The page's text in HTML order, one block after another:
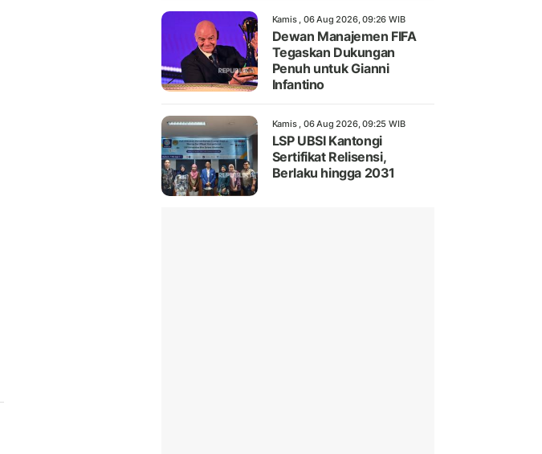
Kamis , 06 Aug 2026, 09:26 WIB
Dewan Manajemen FIFA
Tegaskan Dukungan
Penuh untuk Gianni
Infantino
Kamis , 06 Aug 2026, 09:25 WIB
LSP UBSI Kantongi
Sertifikat Relisensi,
Berlaku hingga 2031